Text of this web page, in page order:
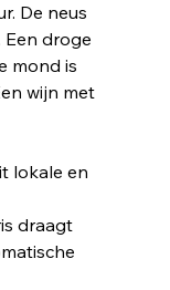
De neus
droge
mond is
wijn met
lokale en
draagt